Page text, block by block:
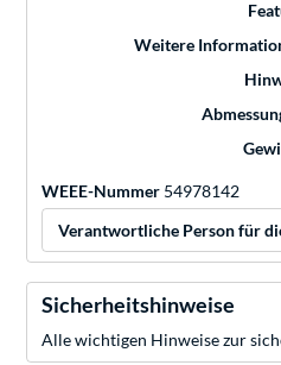
Weitere
WEEE-Nummer 54978142
Verantwortliche Person für
Sicherheitshinweise
Alle wichtigen Hinweise zur